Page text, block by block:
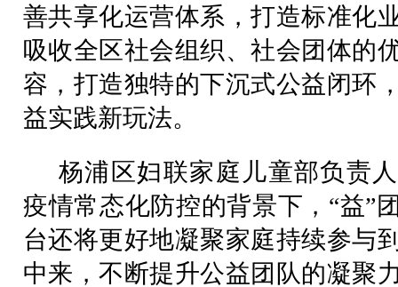
善共享化运营体系，打造标准化
吸收全区社会组织、社会团体的
容，打造独特的下沉式公益闭环
益实践新玩法。
杨浦区妇联家庭儿童部负责
疫情常态化防控的背景下，“益”
台还将更好地凝聚家庭持续参与
中来，不断提升公益团队的凝聚